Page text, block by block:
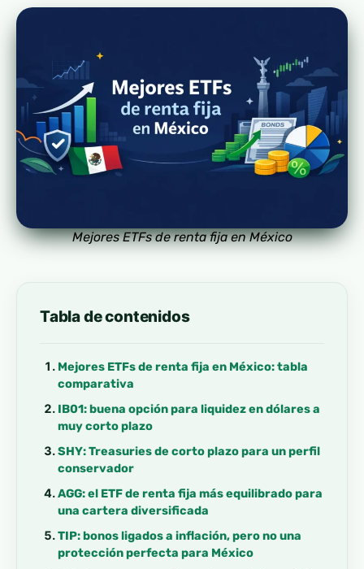
Mejores ETFs de renta fija en México
Tabla de contenidos
Mejores ETFs de renta fija en México: tabla
comparativa
IB01: buena opción para liquidez en dólares a
muy corto plazo
SHY: Treasuries de corto plazo para un perfil
conservador
AGG: el ETF de renta fija más equilibrado para
una cartera diversificada
TIP: bonos ligados a inflación, pero no una
protección perfecta para México